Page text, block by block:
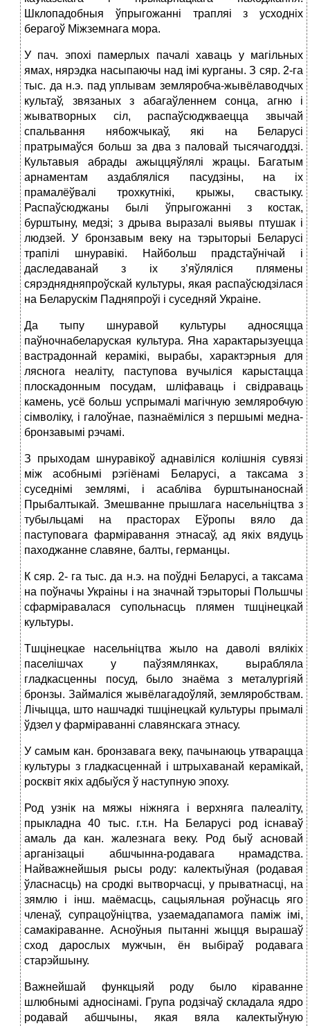
Шклопадобныя ўпрыгожанні трапляі з усходніх
берагоў Міжземнага мора.
У пач. эпохі памерлых пачалі хаваць у магільных
ямах, нярэдка насыпаючы над імі курганы. З сяр. 2-га
тыс. да н.э. пад уплывам земляробча-жывёлаводчых
культаў, звязаных з абагаўленнем сонца, агню і
жыватворных сіл, распаўсюджваецца звычай
спальвання нябожчыкаў, які на Беларусі
пратрымаўся больш за два з паловай тысячагоддзі.
Культавыя абрады ажыццяўлялі жрацы. Багатым
арнаментам аздабляліся пасудзіны, на іх
прамалёўвалі трохкутнікі, крыжы, свастыку.
Распаўсюджаны былі ўпрыгожанні з костак,
бурштыну, медзі; з дрыва выразалі выявы птушак і
людзей. У бронзавым веку на тэрыторыі Беларусі
трапілі шнуравікі. Найбольш прадстаўнічай і
даследаванай з іх з’яўляліся плямены
сярэднядняпроўскай культуры, якая распаўсюдзілася
на Беларускім Падняпроўі і суседняй Украіне.
Да тыпу шнуравой культуры адносяцца
паўночнабеларуская культура. Яна характарызуецца
вастрадоннай керамікі, вырабы, характэрныя для
ляснога неаліту, паступова вучыліся карыстацца
плоскадонным посудам, шліфаваць і свідраваць
камень, усё больш успрымалі магічную земляробчую
сімволіку, і галоўнае, пазнаёміліся з першымі медна-
бронзавымі рэчамі.
З прыходам шнуравікоў аднавіліся колішнія сувязі
між асобнымі рэгіёнамі Беларусі, а таксама з
суседнімі землямі, і асабліва бурштынаноснай
Прыбалтыкай. Змешванне прышлага насельніцтва з
тубыльцамі на прасторах Еўропы вяло да
паступовага фарміравання этнасаў, ад якіх вядуць
паходжанне славяне, балты, германцы.
К сяр. 2- га тыс. да н.э. на поўдні Беларусі, а таксама
на поўначы Украіны і на значнай тэрыторыі Польшчы
сфарміравалася супольнасць плямен тшцінецкай
культуры.
Тшцінецкае насельніцтва жыло на даволі вялікіх
паселішчах у паўзямлянках, вырабляла
гладкасценны посуд, было знаёма з металургіяй
бронзы. Займаліся жывёлагадоўляй, земляробствам.
Лічыцца, што нашчадкі тшцінецкай культуры прымалі
ўдзел у фарміраванні славянскага этнасу.
У самым кан. бронзавага веку, пачынаюць утварацца
культуры з гладкасценнай і штрыхаванай керамікай,
росквіт якіх адбыўся ў наступную эпоху.
Род узнік на мяжы ніжняга і верхняга палеаліту,
прыкладна 40 тыс. г.т.н. На Беларусі род існаваў
амаль да кан. жалезнага веку. Род быў асновай
арганізацыі абшчынна-родавага нрамадства.
Найважнейшыя рысы роду: калектыўная (родавая
ўласнасць) на сродкі вытворчасці, у прыватнасці, на
зямлю і інш. маёмасць, сацыяльная роўнасць яго
членаў, супрацоўніцтва, узаемадапамога паміж імі,
самакіраванне. Асноўныя пытанні жыцця вырашаў
сход дарослых мужчын, ён выбіраў родавага
старэйшыну.
Важнейшай функцыяй роду было кіраванне
шлюбнымі адносінамі. Група родзічаў складала ядро
родавай абшчыны, якая вяла калектыўную